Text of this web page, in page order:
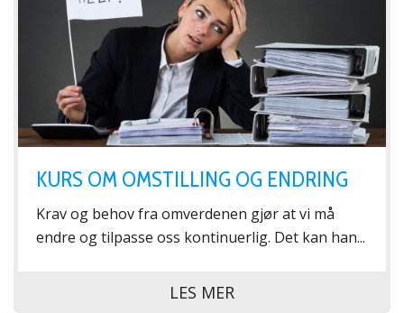
KURS OM OMSTILLING OG ENDRING
Krav og behov fra omverdenen gjør at vi må
endre og tilpasse oss kontinuerlig. Det kan han...
LES MER